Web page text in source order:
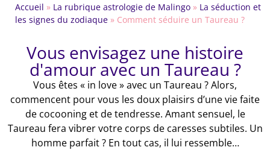
Accueil » La rubrique astrologie de Malingo » La séduction et
les signes du zodiaque » Comment séduire un Taureau ?
Vous envisagez une histoire
d'amour avec un Taureau ?
Vous êtes « in love » avec un Taureau ? Alors,
commencent pour vous les doux plaisirs d’une vie faite
de cocooning et de tendresse. Amant sensuel, le
Taureau fera vibrer votre corps de caresses subtiles. Un
homme parfait ? En tout cas, il lui ressemble…